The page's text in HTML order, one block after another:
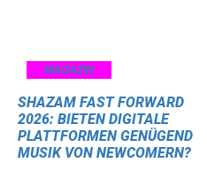
MAGAZIN
SHAZAM FAST FORWARD
2026: BIETEN DIGITALE
PLATTFORMEN GENÜGEND
MUSIK VON NEWCOMERN?